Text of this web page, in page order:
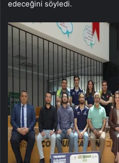
edeceğini söyledi.